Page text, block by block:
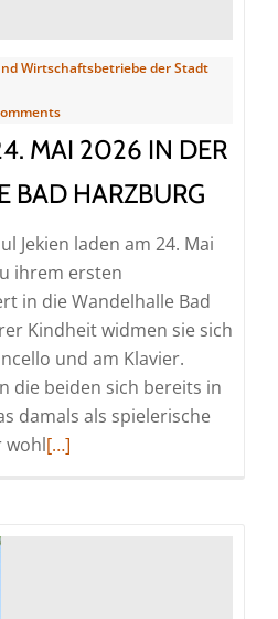
Wirtschaftsbetriebe der Stadt
MAI 2026 IN DER
BAD HARZBURG
Jekien laden am 24. Mai
ihrem ersten
in die Wandelhalle Bad
Kindheit widmen sie sich
und am Klavier.
die beiden sich bereits in
damals als spielerische
wohlRead
[…]